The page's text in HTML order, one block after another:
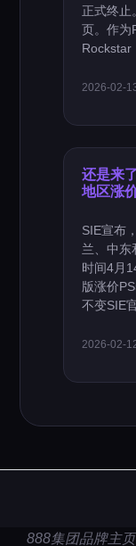
正式终止
页。作为
Rockstar
2026-02-
还是来
地区涨
SIE宣布
兰、中东
时间4月
版涨价
不变SIE
2026-02-
888集团品牌主